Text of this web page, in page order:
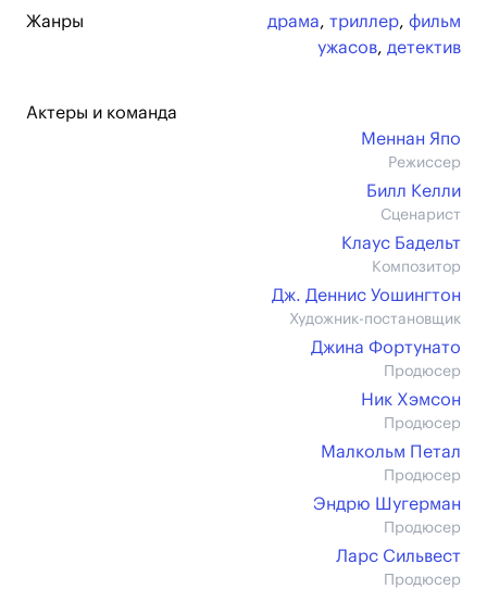
Жанры драма, триллер, фильм
ужасов, детектив
Актеры и команда
Меннан Япо
Режиссер
Билл Келли
Сценарист
Клаус Бадельт
Композитор
Дж. Деннис Уошингтон
Художник-постановщик
Джина Фортунато
Продюсер
Ник Хэмсон
Продюсер
Малкольм Петал
Продюсер
Эндрю Шугерман
Продюсер
Ларс Сильвест
Продюсер